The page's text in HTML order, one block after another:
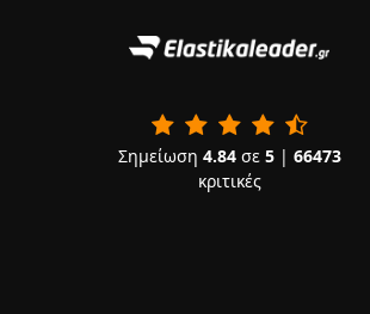
Σημείωση 4.84σε 5| 66473
κριτικές